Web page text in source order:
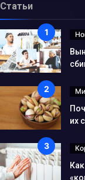
Статьи
их